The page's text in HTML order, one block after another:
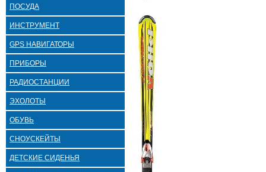
ПОСУДА
ИНСТРУМЕНТ
GPS НАВИГАТОРЫ
ПРИБОРЫ
РАДИОСТАНЦИИ
ЭХОЛОТЫ
ОБУВЬ
СНОУСКЕЙТЫ
ДЕТСКИЕ СИДЕНЬЯ